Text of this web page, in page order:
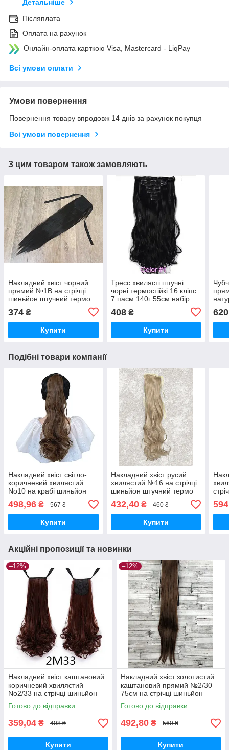
Детальніше
Післяплата
Оплата на рахунок
Онлайн-оплата карткою Visa, Mastercard - LiqPay
Всі умови оплати
Умови повернення
Повернення товару впродовж 14 днів за рахунок покупця
Всі умови повернення
З цим товаром також замовляють
Накладний хвіст чорний
прямий №1В на стрічці
шиньйон штучний термо
374 ₴
Купити
Тресс хвилясті штучні
чорні термостійкі 16 кліпс
7 пасм 140г 55см набір
408₴
Купити
620
Подібні товари компанії
Накладний хвіст світло-
коричневий хвилястий
No10 на крабі шиньйон
термо штучний
498,96 ₴ 567 ₴
Купити
Накладний хвіст русий
хвилястий №16 на стрічці
шиньйон штучний термо
432,40₴ 460 ₴
Купити
594
Акційні пропозиції та новинки
–12%
Накладний хвіст каштановий
коричневий хвилястий
No2/33 на стрічці шиньйон
термо штучний
Готово до відправки
359,04 ₴ 408 ₴
Купити
–12%
Накладний хвіст золотистий
каштановий прямий №2/30
75см на стрічці шиньйон
світло-коричневий штучний
термо
Готово до відправки
492,80 ₴ 560 ₴
Купити